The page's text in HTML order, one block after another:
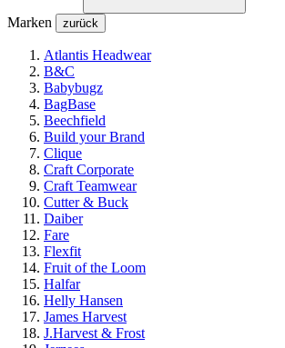
Marken zurück
Atlantis Headwear
B&C
Babybugz
BagBase
Beechfield
Build your Brand
Clique
Craft Corporate
Craft Teamwear
Cutter & Buck
Daiber
Fare
Flexfit
Fruit of the Loom
Halfar
Helly Hansen
James Harvest
J.Harvest & Frost